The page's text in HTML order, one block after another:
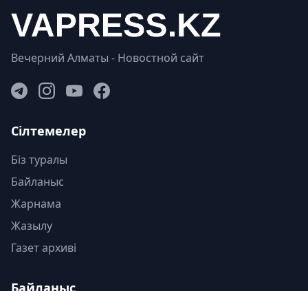
Вечерний Алматы - Новостной сайт
Сілтемелер
Біз туралы
Байланыс
Жарнама
Жазылу
Газет архиві
Байланыс